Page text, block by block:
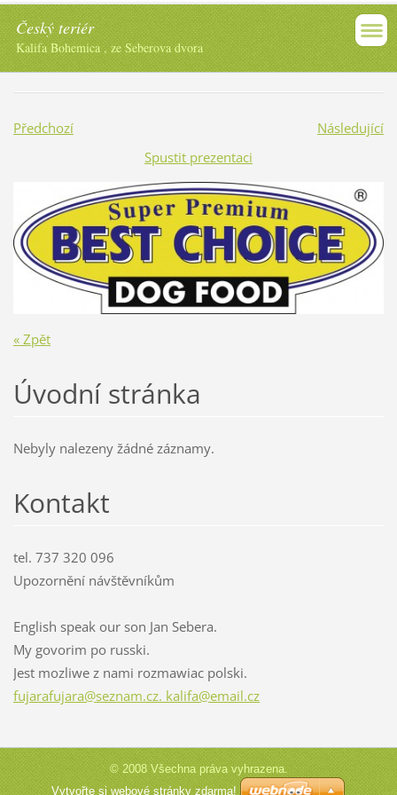
Český teriér
Kalifa Bohemica , ze Seberova dvora
Předchozí
Následující
Spustit prezentaci
« Zpět
Úvodní stránka
Nebyly nalezeny žádné záznamy.
Kontakt
tel. 737 320 096
Upozornění návštěvníkům
English speak our son Jan Sebera.
My govorim po russki.
Jest mozliwe z nami rozmawiac polski.
fujarafujara@seznam.cz. kalifa@email.cz
© 2008 Všechna práva vyhrazena.
Vytvořte si webové stránky zdarma!